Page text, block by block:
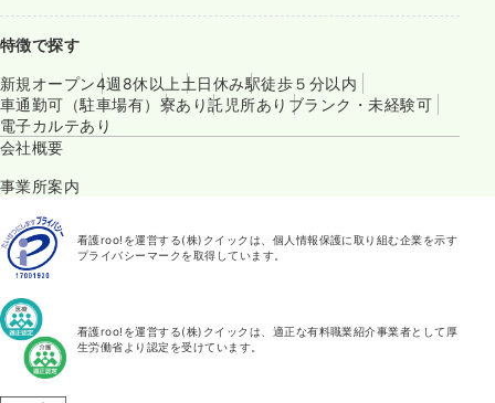
特徴で探す
新規オープン4週8休以上 土日休み駅徒歩５分以内
車通勤可（駐車場有） 寮あり託児所あり ブランク・未経験可
電子カルテあり
会社概要
事業所案内
看護roo!を運営する(株)クイックは、個人情報保護に取り組む企業を示す
プライバシーマークを取得しています。
看護roo!を運営する(株)クイックは、適正な有料職業紹介事業者として厚
生労働省より認定を受けています。